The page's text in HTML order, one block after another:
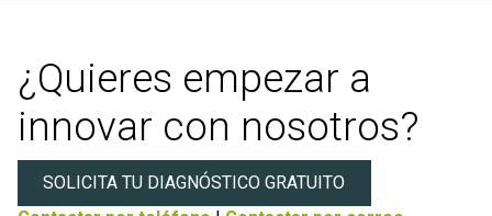
¿Quieres empezar a
innovar con nosotros?
SOLICITA TU DIAGNÓSTICO GRATUITO